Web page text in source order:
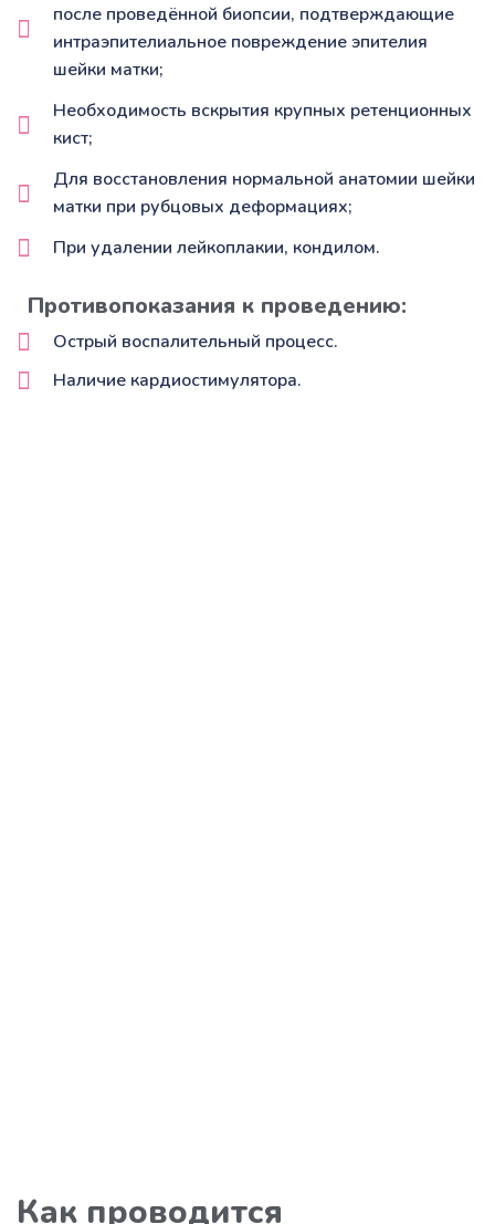
после проведённой биопсии, подтверждающие
интраэпителиальное повреждение эпителия
шейки матки;
Необходимость вскрытия крупных ретенционных
кист;
Для восстановления нормальной анатомии шейки
матки при рубцовых деформациях;
При удалении лейкоплакии, кондилом.
Противопоказания к проведению:
Острый воспалительный процесс.
Наличие кардиостимулятора.
Как проводится